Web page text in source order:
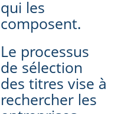
qui les
composent.
Le processus
de sélection
des titres vise à
rechercher les